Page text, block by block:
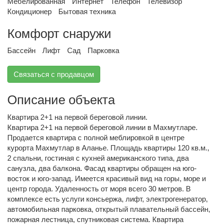
Кондиционер
Бытовая техника
Комфорт снаружи
Бассейн Лифт Сад Парковка
Связаться с продавцом
Описание объекта
Квартира 2+1 на первой береговой линии.
Квартира 2+1 на первой береговой линии в Махмутларе.
Продается квартира с полной меблировкой в центре
курорта Махмутлар в Аланье. Площадь квартиры 120 кв.м.,
2 спальни, гостиная с кухней американского типа, два
санузла, два балкона. Фасад квартиры обращен на юго-
восток и юго-запад. Имеется красивый вид на горы, море и
центр города. Удаленность от моря всего 30 метров. В
комплексе есть услуги консьержа, лифт, электрогенератор,
автомобильная парковка, открытый плавательный бассейн,
пожарная лестница, спутниковая система. Квартира